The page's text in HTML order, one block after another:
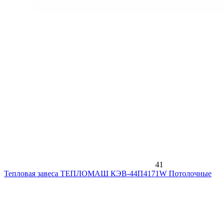
41
Тепловая завеса ТЕПЛОМАШ КЭВ-44П4171W Потолочные